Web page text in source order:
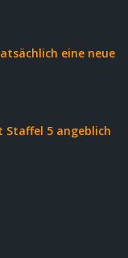
eine neue
5 angeblich